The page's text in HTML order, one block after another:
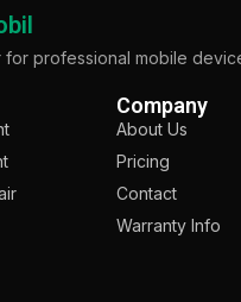
for professional mobile
Company
About Us
Pricing
Contact
Warranty Info